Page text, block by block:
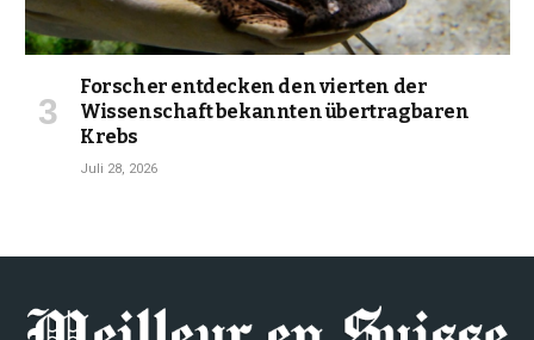
Forscher entdecken den vierten der
Wissenschaft bekannten übertragbaren
Krebs
Juli 28, 2026